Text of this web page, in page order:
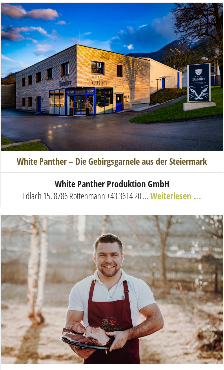
White Panther – Die Gebirgsgarnele aus der Steiermark
White Panther Produktion GmbH
Edlach 15, 8786 Rottenmann+43 3614 20 ...Weiterlesen …